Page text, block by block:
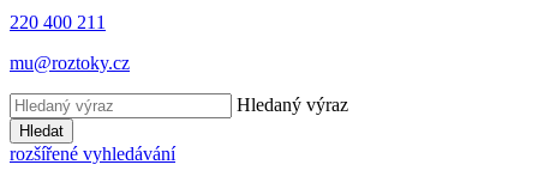
220 400 211
mu@roztoky.cz
Hledaný výraz
Hledat
rozšířené vyhledávání